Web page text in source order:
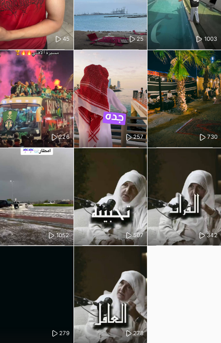
45 25 1003
226 257 730
1052 507 342
279 278